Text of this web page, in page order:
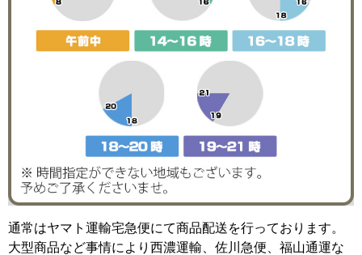
通常はヤマト運輸宅急便にて商品配送を行っております。
大型商品など事情により西濃運輸、佐川急便、福山通運な